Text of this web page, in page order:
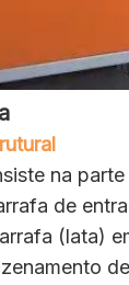
na
de
(lata)